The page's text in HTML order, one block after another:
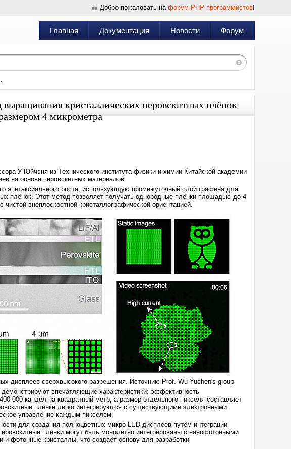
Добро пожаловать на форум PHP программистов!
Главная Документация Новости Форум
кристаллических перовскитных плёнок
4 микрометра
У Юйчэня из Технического института физики и химии Китайской академии
на основе перовскитных материалов.
эпитаксиального роста, использующую промежуточный слой графена для
плёнок. Этот метод позволяет получать однородные плёнки площадью до 4
внеплоскостной кристаллографической ориентацией.
дисплеев сверхвысокого разрешения. Источник: Prof. Wu Yuchen's group
впечатляющие характеристики: эффективность
000 кандел на квадратный метр, а размер отдельного пикселя составляет
плёнки легко интегрируются с существующими электронными
управление каждым пикселем.
для создания полноцветных микро-LED дисплеев путём интеграции
плёнки могут быть монолитно интегрированы с нанофотонными
и фотонные кристаллы, что создаёт основу для разработки